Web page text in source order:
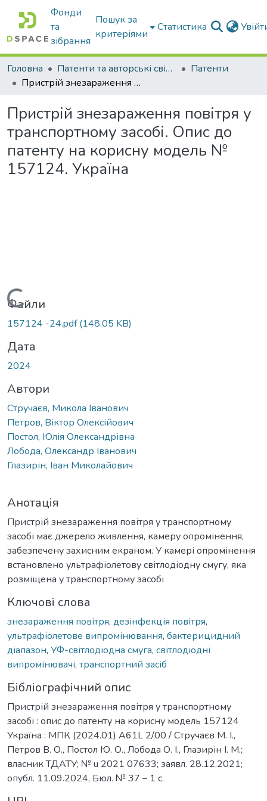
Фонди
та
зібрання
Пошук за
критеріями
Статистика
Головна Патенти та авторські свідоцтва
Патенти
Пристрій знезараження повітря у транспортному засобі. Опис до патенту на корисну модель № 157124. Україна
Пристрій знезараження повітря у
транспортному засобі. Опис до
патенту на корисну модель №
157124. Україна
Вантажиться...
Файли
157124 -24.pdf(148.05 KB)
Дата
2024
Автори
Стручаєв, Микола Іванович
Петров, Віктор Олексійович
Постол, Юлія Олександрівна
Лобода, Олександр Іванович
Глазирін, Іван Миколайович
Анотація
Пристрій знезараження повітря у транспортному
засобі має джерело живлення, камеру опромінення,
забезпечену захисним екраном. У камері опромінення
встановлено ультрафіолетову світлодіодну смугу, яка
розміщена у транспортному засобі
Ключові слова
знезараження повітря, дезінфекція повітря,
ультрафіолетове випромінювання, бактерицидний
діапазон, УФ-світлодіодна смуга, світлодіодні
випромінювачі, транспортний засіб
Бібліографічний опис
Пристрій знезараження повітря у транспортному
засобі : опис до патенту на корисну модель 157124
Україна : МПК (2024.01) A61L 2/00 / Стручаєв М. І.,
Петров В. О., Постол Ю. О., Лобода О. І., Глазирін І. М.;
власник ТДАТУ; № u 2021 07633; заявл. 28.12.2021;
опубл. 11.09.2024, Бюл. № 37 – 1 с.